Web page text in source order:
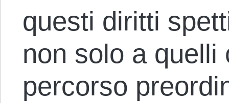
questi diritti
non solo a quelli
percorso